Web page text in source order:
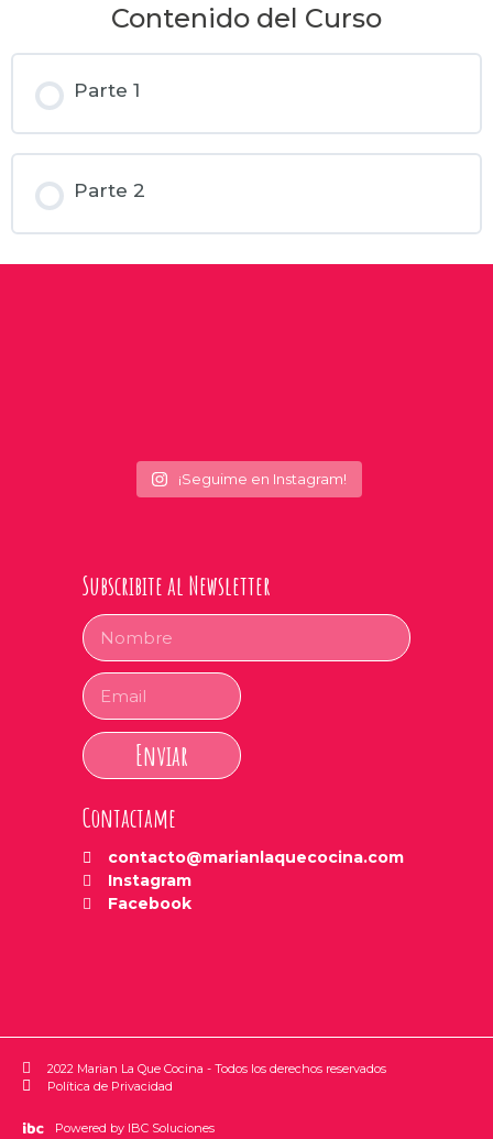
Contenido del Curso
Parte 1
Parte 2
¡Seguime en Instagram!
Subscribite al Newsletter
Enviar
Contactame
contacto@marianlaquecocina.com
Instagram
Facebook
2022 Marian La Que Cocina - Todos los derechos reservados
Política de Privacidad
Powered by IBC Soluciones